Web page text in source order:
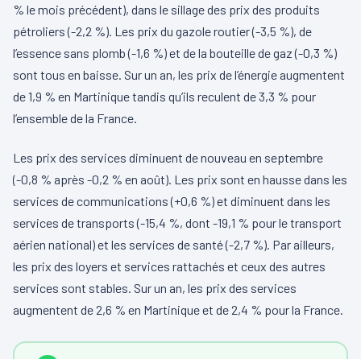
% le mois précédent), dans le sillage des prix des produits
pétroliers (-2,2 %). Les prix du gazole routier (-3,5 %), de
l’essence sans plomb (-1,6 %) et de la bouteille de gaz (-0,3 %)
sont tous en baisse. Sur un an, les prix de l’énergie augmentent
de 1,9 % en Martinique tandis qu’ils reculent de 3,3 % pour
l’ensemble de la France.
Les prix des services diminuent de nouveau en septembre
(-0,8 % après -0,2 % en août). Les prix sont en hausse dans les
services de communications (+0,6 %) et diminuent dans les
services de transports (-15,4 %, dont -19,1 % pour le transport
aérien national) et les services de santé (-2,7 %). Par ailleurs,
les prix des loyers et services rattachés et ceux des autres
services sont stables. Sur un an, les prix des services
augmentent de 2,6 % en Martinique et de 2,4 % pour la France.